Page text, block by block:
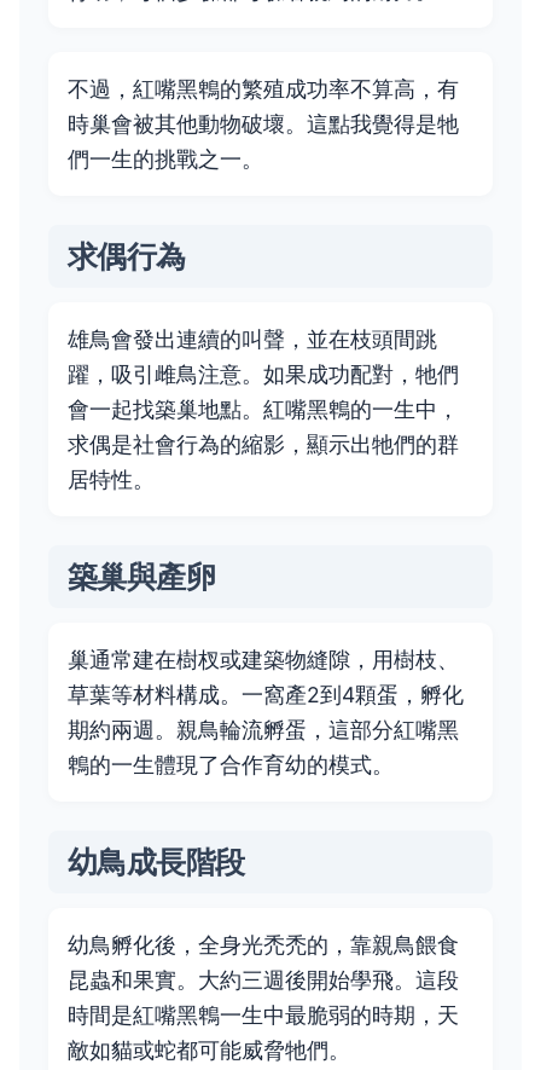
不過，紅嘴黑鵯的繁殖成功率不算高，有
時巢會被其他動物破壞。這點我覺得是牠
們一生的挑戰之一。
求偶行為
雄鳥會發出連續的叫聲，並在枝頭間跳
躍，吸引雌鳥注意。如果成功配對，牠們
會一起找築巢地點。紅嘴黑鵯的一生中，
求偶是社會行為的縮影，顯示出牠們的群
居特性。
築巢與產卵
巢通常建在樹杈或建築物縫隙，用樹枝、
草葉等材料構成。一窩產2到4顆蛋，孵化
期約兩週。親鳥輪流孵蛋，這部分紅嘴黑
鵯的一生體現了合作育幼的模式。
幼鳥成長階段
幼鳥孵化後，全身光禿禿的，靠親鳥餵食
昆蟲和果實。大約三週後開始學飛。這段
時間是紅嘴黑鵯一生中最脆弱的時期，天
敵如貓或蛇都可能威脅牠們。